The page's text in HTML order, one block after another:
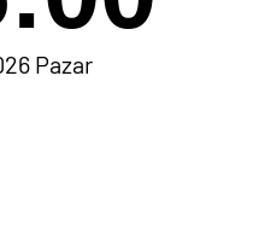
Pazar